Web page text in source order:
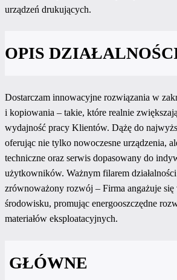
urządzeń drukujących.
OPIS
Dostarczam innowacyjne rozwiązania w
i kopiowania – takie, które realnie
wydajność pracy Klientów. Dążę do
oferując nie tylko nowoczesne urządzenia,
techniczne oraz serwis dopasowany do
użytkowników. Ważnym filarem
zrównoważony rozwój – Firma angażuje się
środowisku, promując energooszczędne
materiałów eksploatacyjnych.
GŁÓWNE